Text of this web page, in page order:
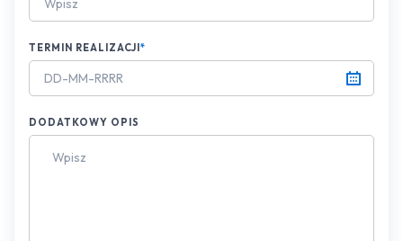
TERMIN REALIZACJI *
DODATKOWY OPIS